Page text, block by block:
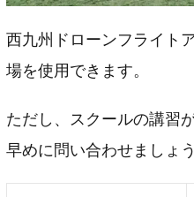
西九州ドローンフライト
場を使用できます。
ただし、スクールの講習
早めに問い合わせましょう